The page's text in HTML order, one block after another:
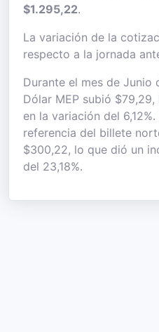
$1.295,22.
La variación de la
respecto a la jornada
Durante el mes de
Dólar MEP subió
en la variación del
referencia del billete
$300,22, lo que dió un
del 23,18%.